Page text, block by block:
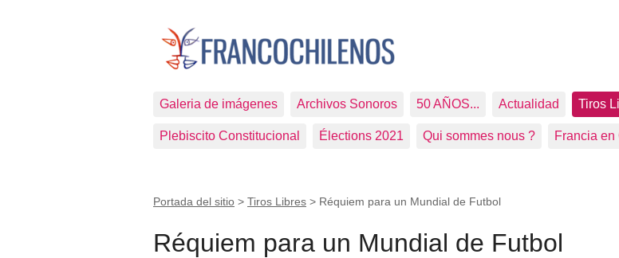
Galeria de imágenes Archivos Sonoros 50 AÑOS... Actualidad Tiros
Plebiscito Constitucional Élections 2021 Qui sommes nous ? Francia en
Portada del sitio > Tiros Libres > Réquiem para un Mundial de Futbol
Réquiem para un Mundial de Futbol